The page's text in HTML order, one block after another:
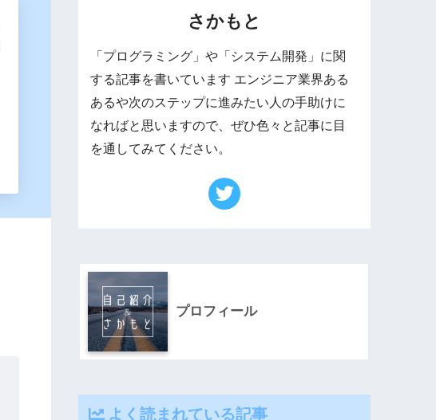
さかもと
「プログラミング」や「システム開発」に関
する記事を書いています エンジニア業界ある
あるや次のステップに進みたい人の手助けに
なればと思いますので、ぜひ色々と記事に目
を通してみてください。
プロフィール
よく読まれている記事